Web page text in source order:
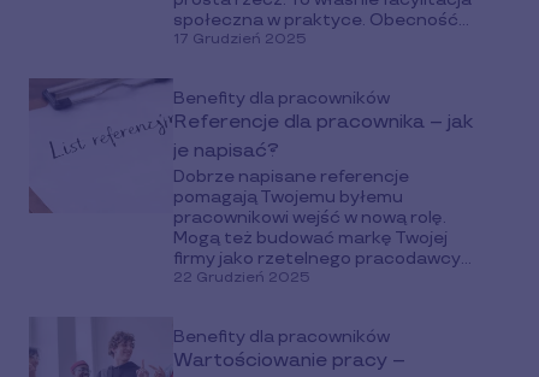
społeczna w praktyce. Obecność...
17 Grudzień 2025
Benefity dla pracowników
Referencje dla pracownika – jak
je napisać?
Dobrze napisane referencje
pomagają Twojemu byłemu
pracownikowi wejść w nową rolę.
Mogą też budować markę Twojej
firmy jako rzetelnego pracodawcy...
22 Grudzień 2025
Benefity dla pracowników
Wartościowanie pracy –